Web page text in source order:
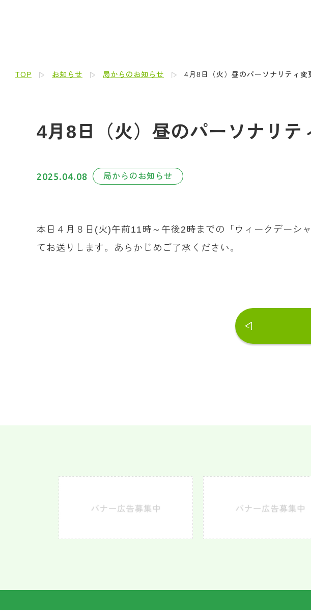
TOP お知らせ 局からのお知らせ 4月8日（火）昼のパーソナリティ変
4月8日（火）昼のパーソナリテ
2025.04.08 局からのお知らせ
本日４月８日(火)午前11時～午後2時までの「ウィークデーシ
てお送りします。あらかじめご了承ください。